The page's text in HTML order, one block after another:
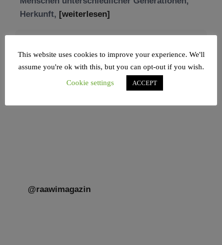
Tisch’a beAw 5786
[weiterlesen]
@raawimagazin
This website uses cookies to improve your experience. We'll
assume you're ok with this, but you can opt-out if you wish.
Cookie settings
ACCEPT